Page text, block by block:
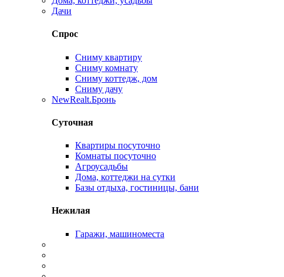
Дачи
Спрос
Сниму квартиру
Сниму комнату
Сниму коттедж, дом
Сниму дачу
NewRealt.Бронь
Суточная
Квартиры посуточно
Комнаты посуточно
Агроусадьбы
Дома, коттеджи на сутки
Базы отдыха, гостиницы, бани
Нежилая
Гаражи, машиноместа